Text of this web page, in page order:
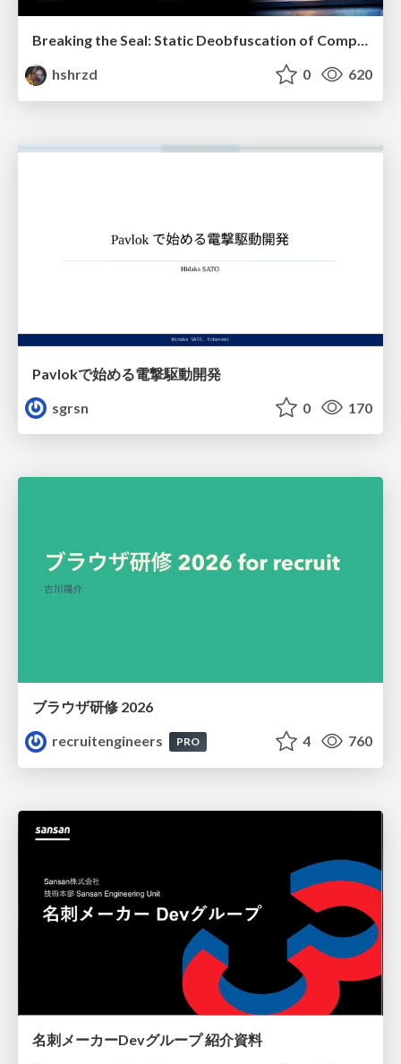
Breaking the Seal: Static Deobfuscation of Compiled V8 JavaScript Bytecode Malware
hshrzd
0 620
Pavlokで始める電撃駆動開発
sgrsn
0 170
ブラウザ研修 2026
recruitengineers
PRO 4 760
名刺メーカーDevグループ 紹介資料